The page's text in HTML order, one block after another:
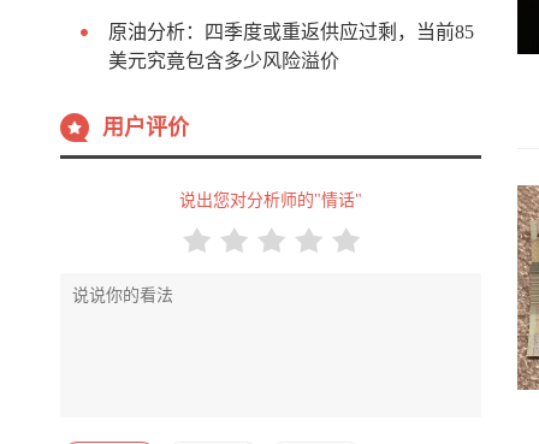
原油分析：四季度或重返供应过剩，当前85
美元究竟包含多少风险溢价
用户评价
说出您对分析师的"情话"